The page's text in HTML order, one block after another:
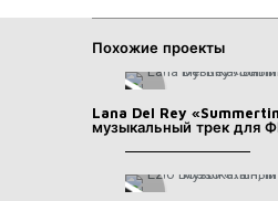
Похожие проекты
Lana Del Rey
музыкальный трек для